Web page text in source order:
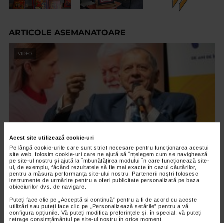
Acest site utilizează cookie-uri
Pe lângă cookie-urile care sunt strict necesare pentru funcționarea acestui
site web, folosim cookie-uri care ne ajută să înțelegem cum se navighează
pe site-ul nostru și ajută la îmbunătățirea modului în care funcționează site-
ul, de exemplu, făcând rezultatele să fie mai exacte în cazul căutărilor,
pentru a măsura performanța site-ului nostru. Partenerii noștri folosesc
instrumente de urmărire pentru a oferi publicitate personalizată pe baza
obiceiurilor dvs. de navigare.
Puteți face clic pe „Acceptă si continuă” pentru a fi de acord cu aceste
utilizări sau puteți face clic pe „Personalizează setările” pentru a vă
configura opțiunile. Vă puteți modifica preferințele și, în special, vă puteți
retrage consimțământul pe site-ul nostru în orice moment.
ARTICOLE ASEMANATOARE
VIDEO
EVENIMENT
Octavian Ursulescu, invitatul de onoare al
Galei ”Seniori de Colecție”, ediția X
2.191 vizualizari